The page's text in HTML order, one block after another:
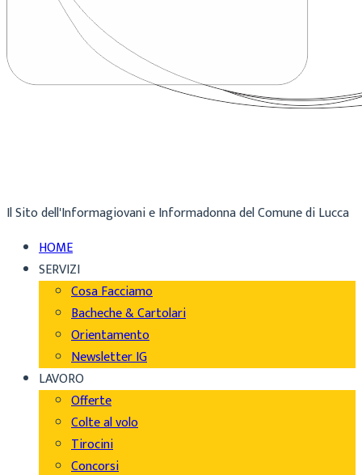
Il Sito dell'Informagiovani e Informadonna del Comune di Lucca
HOME
SERVIZI
Cosa Facciamo
Bacheche & Cartolari
Orientamento
Newsletter IG
LAVORO
Offerte
Colte al volo
Tirocini
Concorsi